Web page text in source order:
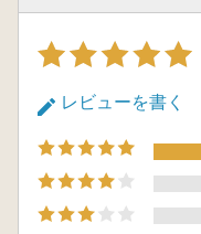
第2章 小坑古墳
第1節 研究の目
1.調査の目的(
2.調査研究の
田周平・松木武彦)
3.調査の方法(
第2節 調査成果
1.地理的・歴
2.墳丘(金澤
レビューを書く